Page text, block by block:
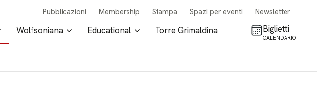
Pubblicazioni Membership Stampa Spazi per eventi Newsletter
Wolfsoniana Educational Torre Grimaldina Biglietti
CALENDARIO